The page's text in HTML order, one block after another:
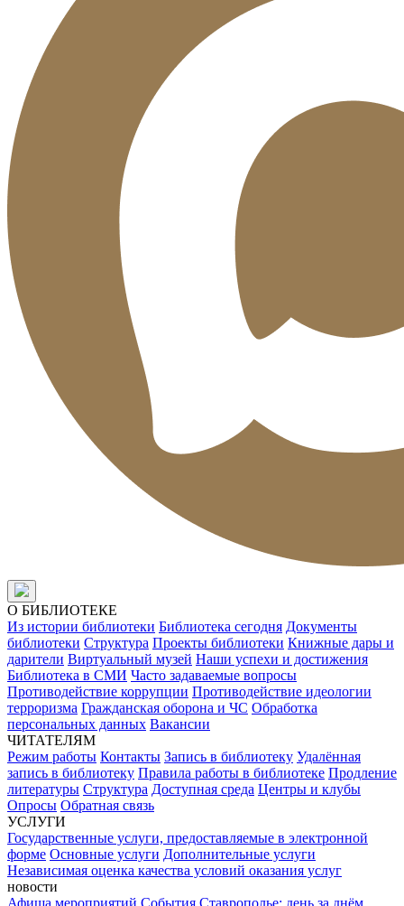
О БИБЛИОТЕКЕ
Из истории библиотеки Библиотека сегодня Документы
библиотеки Структура Проекты библиотеки Книжные дары и
дарители Виртуальный музей Наши успехи и достижения
Библиотека в СМИ Часто задаваемые вопросы
Противодействие коррупции Противодействие идеологии
терроризма Гражданская оборона и ЧС Обработка
персональных данных Вакансии
ЧИТАТЕЛЯМ
Режим работы Контакты Запись в библиотеку Удалённая
запись в библиотеку Правила работы в библиотеке Продление
литературы Структура Доступная среда Центры и клубы
Опросы Обратная связь
УСЛУГИ
Государственные услуги, предоставляемые в электронной
форме Основные услуги Дополнительные услуги
Независимая оценка качества условий оказания услуг
новости
Афиша мероприятий События Ставрополье: день за днём